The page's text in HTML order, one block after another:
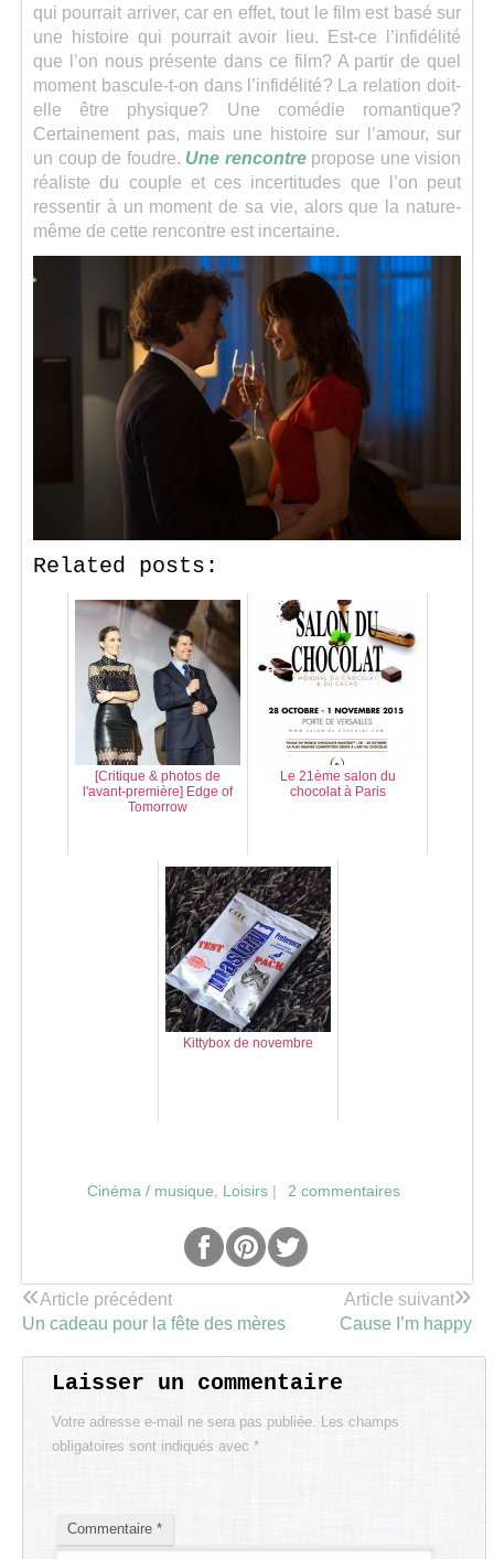
qui pourrait arriver, car en effet, tout le film est basé sur
une histoire qui pourrait avoir lieu. Est-ce l’infidélité
que l’on nous présente dans ce film? A partir de quel
moment bascule-t-on dans l’infidélité? La relation doit-
elle être physique? Une comédie romantique?
Certainement pas, mais une histoire sur l’amour, sur
un coup de foudre. Une rencontre propose une vision
réaliste du couple et ces incertitudes que l’on peut
ressentir à un moment de sa vie, alors que la nature-
même de cette rencontre est incertaine.
Related posts:
[Critique & photos de
l'avant-première] Edge of
Tomorrow
Le 21ème salon du
chocolat à Paris
Kittybox de novembre
Cinéma / musique Loisirs | 2 commentaires
«Article précédent
Un cadeau pour la fête des mères
Article suivant»
Cause I’m happy
Laisser un commentaire
Votre adresse e-mail ne sera pas publiée. Les champs
obligatoires sont indiqués avec *
Commentaire *